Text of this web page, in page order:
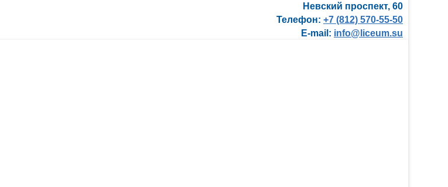
Невский проспект, 60
Телефон: +7 (812) 570-55-50
E-mail: info@liceum.su